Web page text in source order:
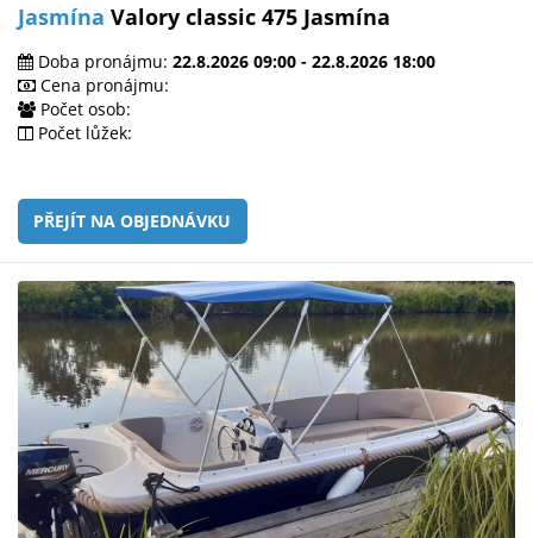
Jasmína Valory classic 475 Jasmína
Doba pronájmu: 22.8.2026 09:00 - 22.8.2026 18:00
Cena pronájmu:
Počet osob:
Počet lůžek:
PŘEJÍT NA OBJEDNÁVKU